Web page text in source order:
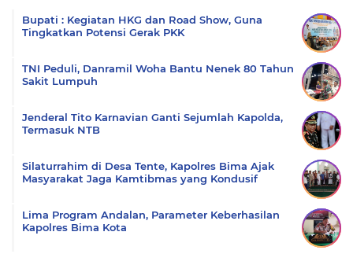
Bupati : Kegiatan HKG dan Road Show, Guna
Tingkatkan Potensi Gerak PKK
TNI Peduli, Danramil Woha Bantu Nenek 80 Tahun
Sakit Lumpuh
Jenderal Tito Karnavian Ganti Sejumlah Kapolda,
Termasuk NTB
Silaturrahim di Desa Tente, Kapolres Bima Ajak
Masyarakat Jaga Kamtibmas yang Kondusif
Lima Program Andalan, Parameter Keberhasilan
Kapolres Bima Kota